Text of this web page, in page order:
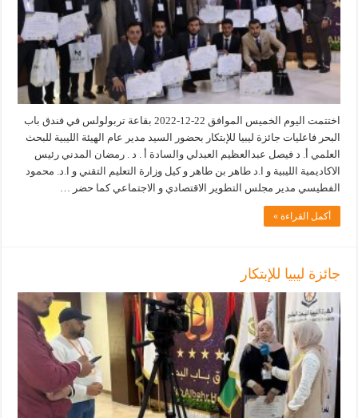
اختتمت اليوم الخميس الموافق 22-12-2022 بقاعة تربولولس في فندق باب
البحر فاعليات جائزة ليبيا للإبتكار بحضور السيد مدير عام الهيئة الليبية للبحث
العلمي أ. د فيصل عبدالعظيم العبدلي والسادة أ . د . رمضان المدني رئيس
الاكاديمية الليبية و ا.د طاهر بن طاهر و كيل وزارة التعليم التقني و ا.د. محمود
الفطيسي مدير مجلس التطوير الاقتصادي و الاجتماعي كما حضر …
أكمل القراءة »
جائزة ليبيا للإبتكار